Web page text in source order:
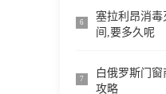
6
塞拉利昂消
间,要多久呢
7
白俄罗斯门
攻略